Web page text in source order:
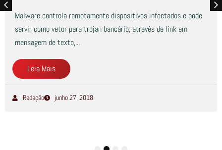
Malware controla remotamente dispositivos infectados e pode
servir como vetor para trojan bancário; através de link em
mensagem de texto,...
Leia Mais
Redação junho 27, 2018